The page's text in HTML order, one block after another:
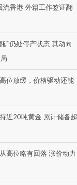
流香港 外籍工作签证翻
仍处停产状态 其动向
位放缓，价格驱动还能
近20吨黄金 累计储备超
高位略有回落 涨价动力